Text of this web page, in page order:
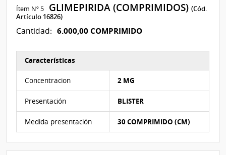
Ítem Nº 5 GLIMEPIRIDA (COMPRIMIDOS)(Cód.
Artículo 16826)
Cantidad: 6.000,00 COMPRIMIDO
Características del Ítem Nº 5
Características
Concentracion 2 MG
Presentación BLISTER
Medida presentación 30 COMPRIMIDO (CM)